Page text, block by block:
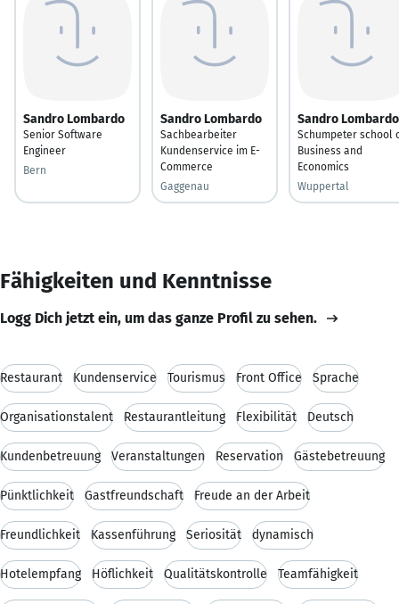
Sandro Lombardo
Senior Software
Engineer
Bern
Sandro Lombardo
Sachbearbeiter
Kundenservice im E-
Commerce
Gaggenau
Sandro Lombardo
Schumpeter school
Business and
Economics
Wuppertal
Fähigkeiten und Kenntnisse
Logg Dich jetzt ein, um das ganze Profil zu sehen.
Restaurant Kundenservice Tourismus Front Office Sprache
Organisationstalent Restaurantleitung Flexibilität Deutsch
Kundenbetreuung Veranstaltungen Reservation Gästebetreuung
Pünktlichkeit Gastfreundschaft Freude an der Arbeit
Freundlichkeit Kassenführung Seriosität dynamisch
Hotelempfang Höflichkeit Qualitätskontrolle Teamfähigkeit